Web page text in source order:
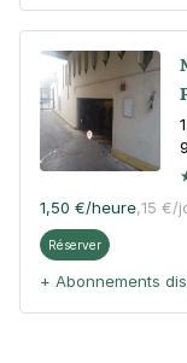
1,50 €/heure,15 €/
Réserver
+ Abonnements